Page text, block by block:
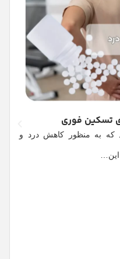
فوری
به منظور کاهش درد و